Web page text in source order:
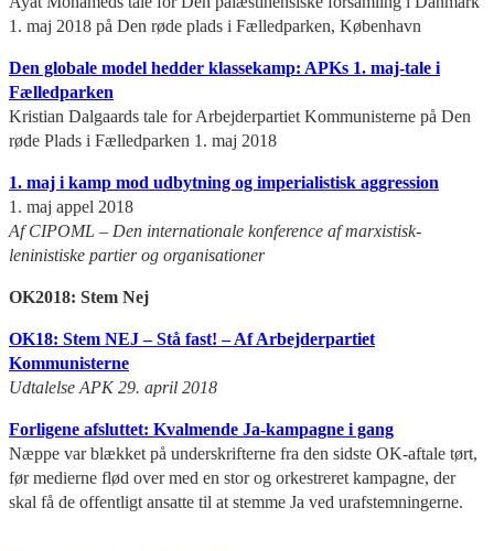
1. maj 2018 på Den røde plads i Fælledparken, København
Den globale model hedder klassekamp: APKs 1. maj-tale i
Fælledparken
Kristian Dalgaards tale for Arbejderpartiet Kommunisterne på Den
røde Plads i Fælledparken 1. maj 2018
1. maj i kamp mod udbytning og imperialistisk aggression
1. maj appel 2018
Af CIPOML – Den internationale konference af marxistisk-
leninistiske partier og organisationer
OK2018: Stem Nej
OK18: Stem NEJ – Stå fast! – Af Arbejderpartiet
Kommunisterne
Udtalelse APK 29. april 2018
Forligene afsluttet: Kvalmende Ja-kampagne i gang
Næppe var blækket på underskrifterne fra den sidste OK-aftale tørt,
før medierne flød over med en stor og orkestreret kampagne, der
skal få de offentligt ansatte til at stemme Ja ved urafstemningerne.